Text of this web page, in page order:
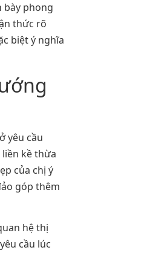
bày phong
thức rõ
biệt ý nghĩa
yêu cầu
kề thừa
của chị ý
góp thêm
hệ thị
cầu lúc